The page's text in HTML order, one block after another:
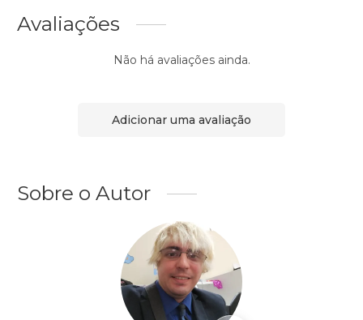
Avaliações
Não há avaliações ainda.
Adicionar uma avaliação
Sobre o Autor